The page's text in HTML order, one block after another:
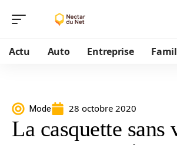
Actu Auto Entreprise
Mode 28 octobre 2020
La casquette sans